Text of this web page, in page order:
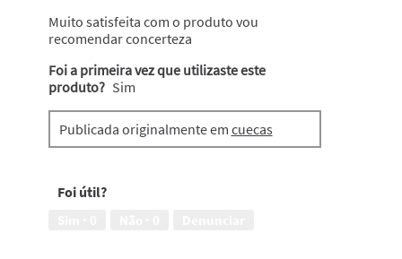
estrelas.
Muito satisfeita com o produto vou
recomendar concerteza
Foi a primeira vez que utilizaste este
produto? Sim
Publicada originalmente em cuecas
Foi útil?